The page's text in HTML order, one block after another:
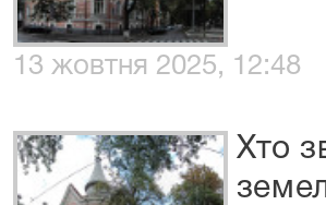
13 жовтня 2025, 12:48
Хто